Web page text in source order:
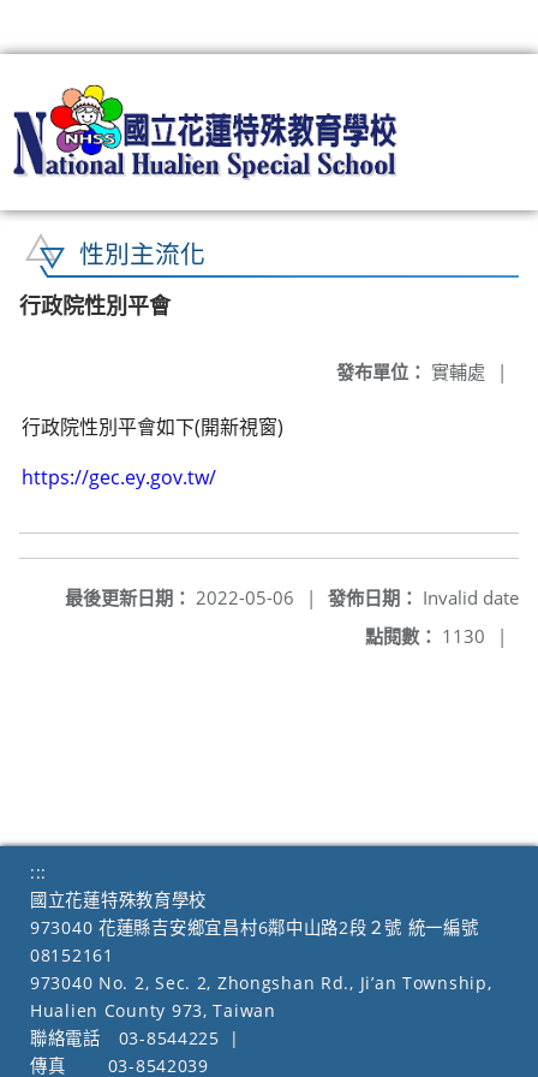
性別主流化
行政院性別平會
發布單位： 實輔處 |
行政院性別平會如下(開新視窗)
https://gec.ey.gov.tw/
發佈日期： Invalid date
最後更新日期： 2022-05-06
|
點閱數： 1130 |
:::
國立花蓮特殊教育學校
973040 花蓮縣吉安鄉宜昌村6鄰中山路2段２號 統一編號
08152161
973040 No. 2, Sec. 2, Zhongshan Rd., Ji’an Township,
Hualien County 973, Taiwan
聯絡電話
03-8544225
|
傳真
03-8542039